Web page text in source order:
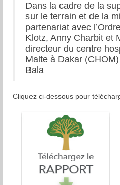
Dans la cadre de la
sur le terrain et de la
partenariat avec
Klotz, Anny Charbit et
directeur du centre
Malte à Dakar
Bala
Cliquez ci-dessous pour